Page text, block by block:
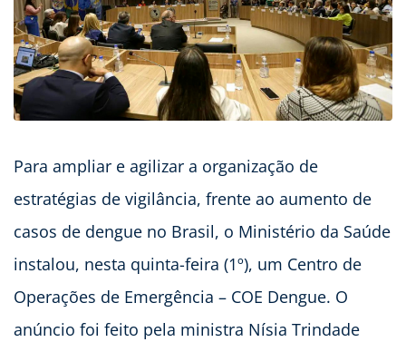
Para ampliar e agilizar a organização de
estratégias de vigilância, frente ao aumento de
casos de dengue no Brasil, o Ministério da Saúde
instalou, nesta quinta-feira (1º), um Centro de
Operações de Emergência – COE Dengue. O
anúncio foi feito pela ministra Nísia Trindade